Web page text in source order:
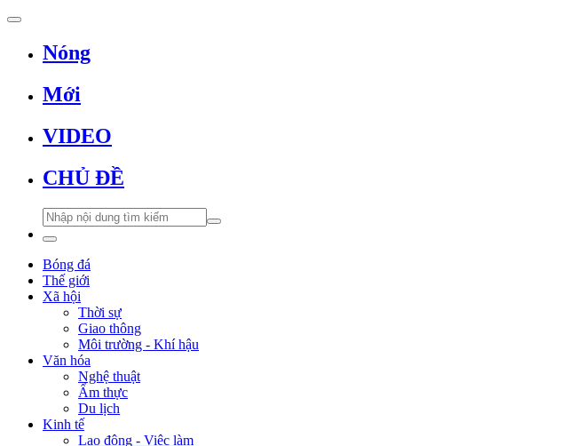
Nóng
Mới
VIDEO
CHỦ ĐỀ
Bóng đá
Thế giới
Xã hội
Thời sự
Giao thông
Môi trường - Khí hậu
Văn hóa
Nghệ thuật
Ẩm thực
Du lịch
Kinh tế
Lao động - Việc làm